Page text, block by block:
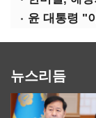
뉴스리듬